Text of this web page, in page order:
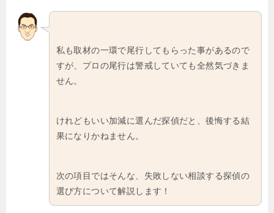
私も取材の一環で尾行してもらった事があるので
すが、プロの尾行は警戒していても全然気づきま
せん。
けれどもいい加減に選んだ探偵だと、後悔する結
果になりかねません。
次の項目ではそんな、失敗しない相談する探偵の
選び方について解説します！